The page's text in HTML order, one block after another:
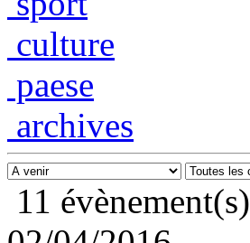
culture
paese
archives
11 évènement(s)